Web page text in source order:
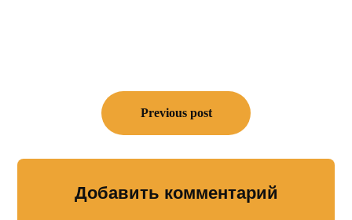
Previous post
Добавить комментарий